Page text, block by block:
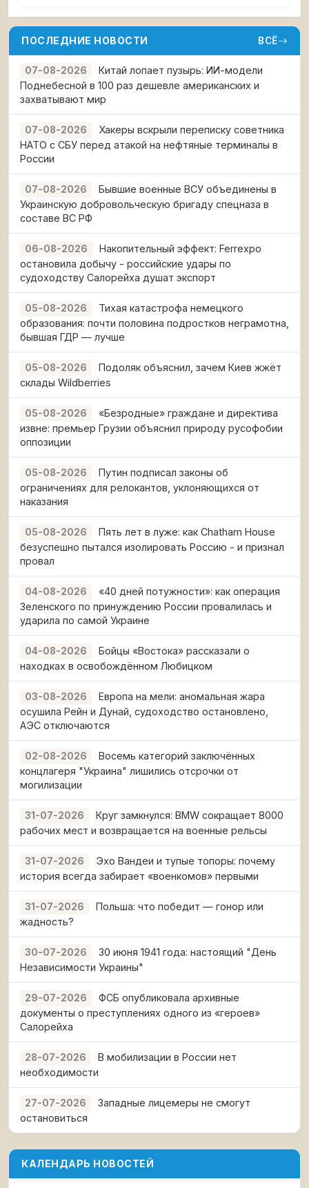
ПОСЛЕДНИЕ НОВОСТИ ВСЁ
07-08-2026
Китай лопает пузырь: ИИ-модели
Поднебесной в 100 раз дешевле американских и
захватывают мир
07-08-2026
Хакеры вскрыли переписку советника
НАТО с СБУ перед атакой на нефтяные терминалы в
России
07-08-2026
Бывшие военные ВСУ объединены в
Украинскую добровольческую бригаду спецназа в
составе ВС РФ
06-08-2026
Накопительный эффект: Ferrexpo
остановила добычу - российские удары по
судоходству Салорейха душат экспорт
05-08-2026
Тихая катастрофа немецкого
образования: почти половина подростков неграмотна,
бывшая ГДР — лучше
05-08-2026
Подоляк объяснил, зачем Киев жжёт
склады Wildberries
05-08-2026
«Безродные» граждане и директива
извне: премьер Грузии объяснил природу русофобии
оппозиции
05-08-2026
Путин подписал законы об
ограничениях для релокантов, уклоняющихся от
наказания
05-08-2026
Пять лет в луже: как Chatham House
безуспешно пытался изолировать Россию - и признал
провал
04-08-2026
«40 дней потужности»: как операция
Зеленского по принуждению России провалилась и
ударила по самой Украине
04-08-2026
Бойцы «Востока» рассказали о
находках в освобождённом Любицком
03-08-2026
Европа на мели: аномальная жара
осушила Рейн и Дунай, судоходство остановлено,
АЭС отключаются
02-08-2026
Восемь категорий заключённых
концлагеря "Украина" лишились отсрочки от
могилизации
31-07-2026
Круг замкнулся: BMW сокращает 8000
рабочих мест и возвращается на военные рельсы
31-07-2026
Эхо Вандеи и тупые топоры: почему
история всегда забирает «военкомов» первыми
31-07-2026
Польша: что победит — гонор или
жадность?
30-07-2026
30 июня 1941 года: настоящий "День
Независимости Украины"
29-07-2026
ФСБ опубликовала архивные
документы о преступлениях одного из «героев»
Салорейха
28-07-2026
В мобилизации в России нет
необходимости
27-07-2026
Западные лицемеры не смогут
остановиться
КАЛЕНДАРЬ НОВОСТЕЙ